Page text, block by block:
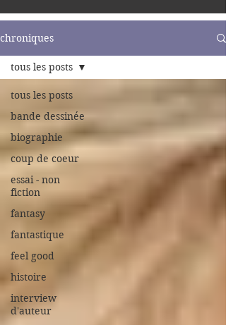
chroniques
tous les posts
bande dessinée
biographie
coup de coeur
essai - non
fiction
fantasy
fantastique
feel good
histoire
interview
d'auteur
tous les posts